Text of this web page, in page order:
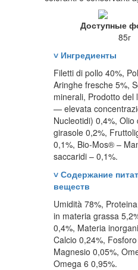
Доступные
85г
˅ Ингредиенты
Filetti di pollo 40%,
Aringhe fresche 5%,
minerali, Prodotto del
— elevata
Nucleotidi) 0,4%, Olio
girasole 0,2%,
0,1%, Bio-Mos® –
saccaridi – 0,1%.
˅ Содержание
веществ
Umidità 78%,
in materia grassa
0,4%, Materia
Calcio 0,24%,
Magnesio 0,05%,
Omega 6 0,95%.